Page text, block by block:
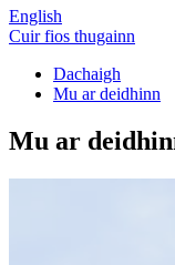
English
Cuir fios thugainn
Dachaigh
Mu ar deidhinn
Mu ar